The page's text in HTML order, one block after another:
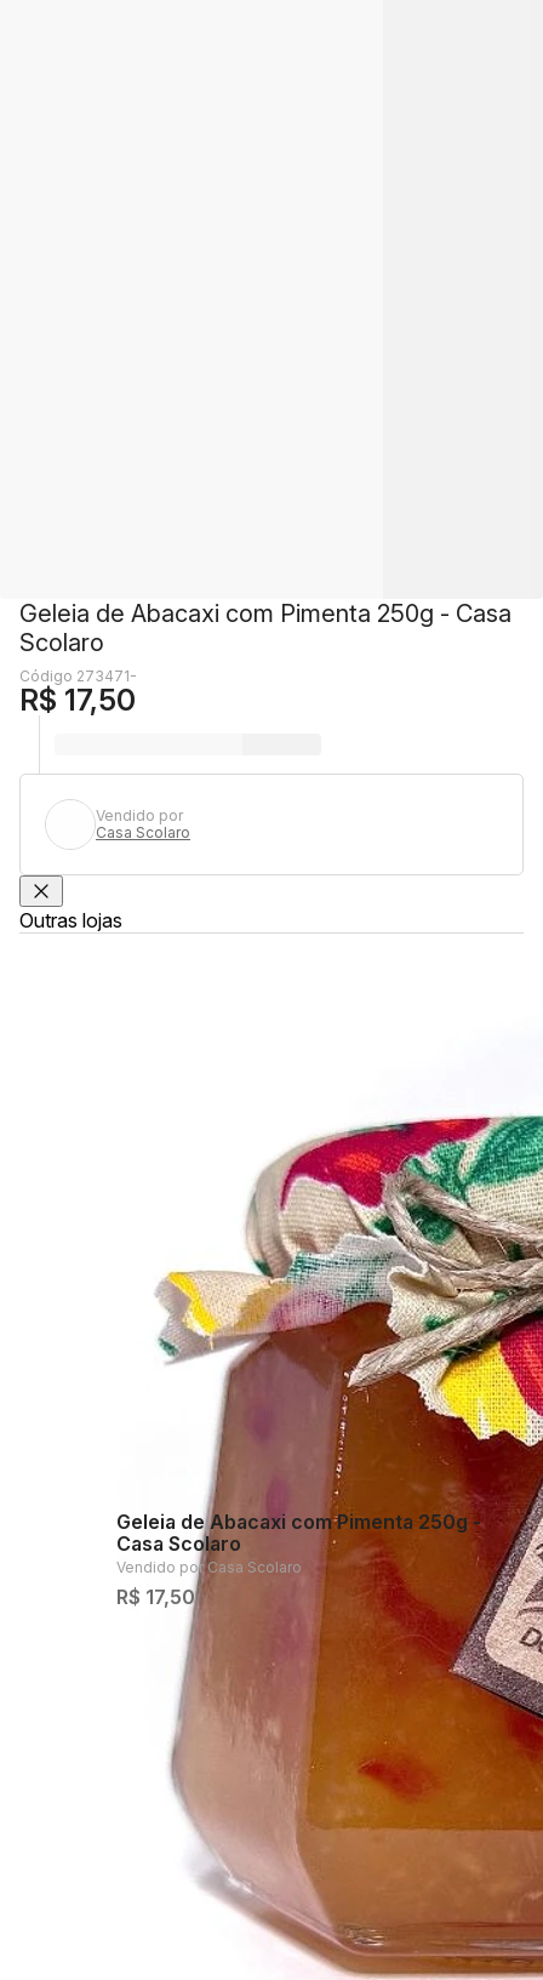
Geleia de Abacaxi com Pimenta 250g - Casa
Scolaro
Código 273471-
R$ 17,50
Vendido por
Casa Scolaro
Outras lojas
Geleia de Abacaxi com Pimenta 250g -
Casa Scolaro
Vendido por Casa Scolaro
R$ 17,50